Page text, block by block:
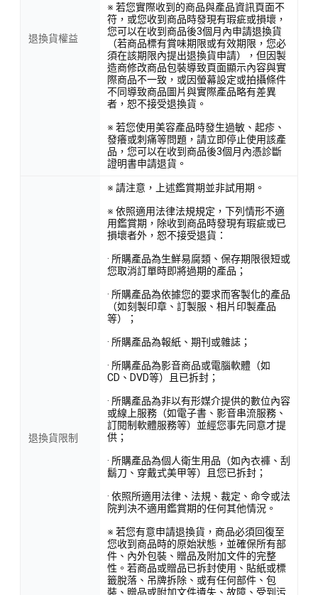
退換貨權益
※ 若您實際收到的商品與產品資訊頁面不
符，或您收到商品時發現有瑕疵或損壞，
您可以在收到商品後3個月內申請退換貨
（若商品標有賞味期限或有效期限，您必
須在該期限內提出退換貨申請），但因製
造商修改商品包裝導致頁面顯示內容與實
際商品不一致，或因螢幕設定或拍攝條件
不同導致商品圖片與實際產品略有差異
者，恕不接受退換貨。
※ 若您使用美容產品時發生過敏、起疹、
發癢或刺痛等問題，請立即停止使用該產
品，您可以在收到商品後3個月內憑診斷
證明書申請退貨。
退換貨限制
※ 請注意，上述鑑賞期並非試用期。
※ 依照適用法律法規規定，下列情形不適
用鑑賞期，除收到商品時發現有瑕疵或已
損壞者外，恕不接受退貨：
· 所購產品為生鮮易腐類、保存期限很短或
您取消訂單時即將過期的產品；
· 所購產品為依據您的要求而客製化的產品
（如刻製印章、訂製服、相片印製產品
等）；
· 所購產品為報紙、期刊或雜誌；
· 所購產品為影音商品或電腦軟體（如
CD、DVD等）且已拆封；
· 所購產品為非以有形媒介提供的數位內容
或線上服務（如電子書、影音串流服務、
訂閱制軟體服務等）並經您事先同意才提
供；
· 所購產品為個人衛生用品（如內衣褲、刮
鬍刀、穿戴式美甲等）且您已拆封；
· 依照所適用法律、法規、裁定、命令或法
院判決不適用鑑賞期的任何其他情況。
※ 若您有意申請退換貨，商品必須回復至
您收到商品時的原始狀態，並確保所有部
件、內外包裝、贈品及附加文件的完整
性。若商品或贈品已拆封使用、貼紙或標
籤脫落、吊牌拆除、或有任何部件、包
裝、贈品或附加文件遺失、故障、受到污